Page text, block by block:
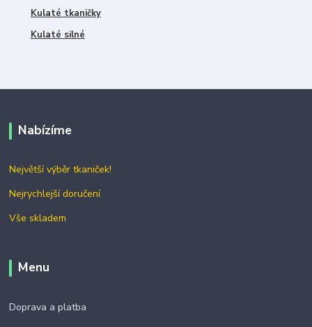
Kulaté tkaničky
Kulaté silné
Nabízíme
Největší výběr tkaniček!
Nejrychlejší doručení
Vše skladem
Menu
Doprava a platba